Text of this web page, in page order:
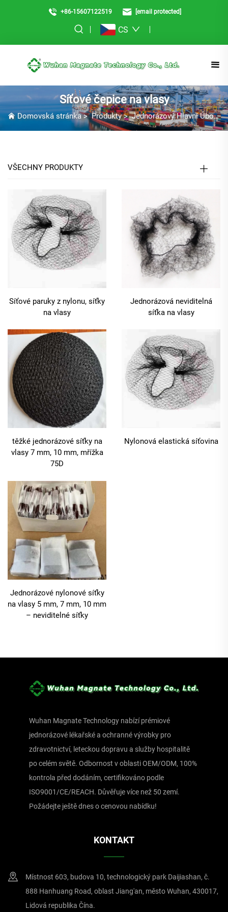
+86-15607122519 [email protected]
CS
Síťové čepice na vlasy
Domovská stránka>Produkty>Jednorázový Hlavní Úbor >
VŠECHNY PRODUKTY
Síťové paruky z nylonu, síťky
na vlasy
Jednorázová neviditelná
síťka na vlasy
těžké jednorázové síťky na
vlasy 7 mm, 10 mm, mřížka
75D
Nylonová elastická síťovina
Jednorázové nylonové síťky
na vlasy 5 mm, 7 mm, 10 mm
– neviditelné síťky
Wuhan Magnate Technology nabízí prémiové
jednorázové lékařské a ochranné výrobky pro
zdravotnictví, leteckou dopravu a služby hospitalitě
po celém světě. Odbornost v oblasti OEM/ODM, 100%
kontrola před dodáním, certifikováno podle
ISO9001/CE/REACH. Důvěřuje více než 50 zemí.
Požádejte ještě dnes o cenovou nabídku!
KONTAKT
Místnost 603, budova 10, technologický park Daijiashan, č.
888 Hanhuang Road, oblast Jiang'an, město Wuhan, 430017,
Lidová republika Čína.